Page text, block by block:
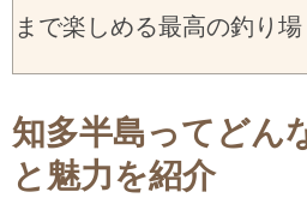
まで楽しめる最高の釣り場
知多半島ってどん
と魅力を紹介